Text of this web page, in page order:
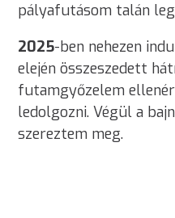
pályafutásom talán
2025-ben nehezen
elején összeszedett
futamgyőzelem
ledolgozni. Végül a
szereztem meg.